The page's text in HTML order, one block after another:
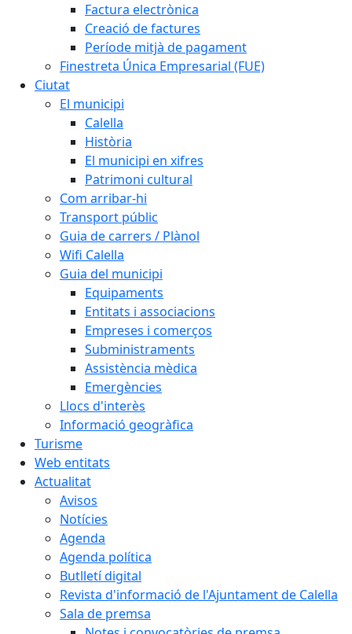
Factura electrònica
Creació de factures
Període mitjà de pagament
Finestreta Única Empresarial (FUE)
Ciutat
El municipi
Calella
Història
El municipi en xifres
Patrimoni cultural
Com arribar-hi
Transport públic
Guia de carrers / Plànol
Wifi Calella
Guia del municipi
Equipaments
Entitats i associacions
Empreses i comerços
Subministraments
Assistència mèdica
Emergències
Llocs d'interès
Informació geogràfica
Turisme
Web entitats
Actualitat
Avisos
Notícies
Agenda
Agenda política
Butlletí digital
Revista d'informació de l'Ajuntament de Calella
Sala de premsa